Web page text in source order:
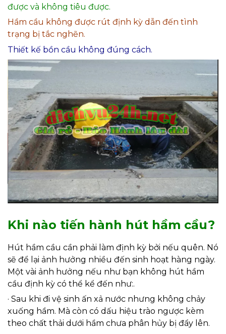
được và không tiêu được.
Hầm cầu không được rút định kỳ dẫn đến tình
trạng bị tắc nghẽn.
Thiết kế bồn cầu không đúng cách.
Khi nào tiến hành hút hầm cầu?
Hút hầm cầu cần phải làm định kỳ bởi nếu quên. Nó
sẽ để lại ảnh hưởng nhiều đến sinh hoạt hàng ngày.
Một vài ảnh hưởng nếu như bạn không hút hầm
cầu định kỳ có thể kể đến như:.
· Sau khi đi vệ sinh ấn xả nước nhưng không chảy
xuống hầm. Mà còn có dấu hiệu trào ngược kèm
theo chất thải dưới hầm chưa phân hủy bị đẩy lên.